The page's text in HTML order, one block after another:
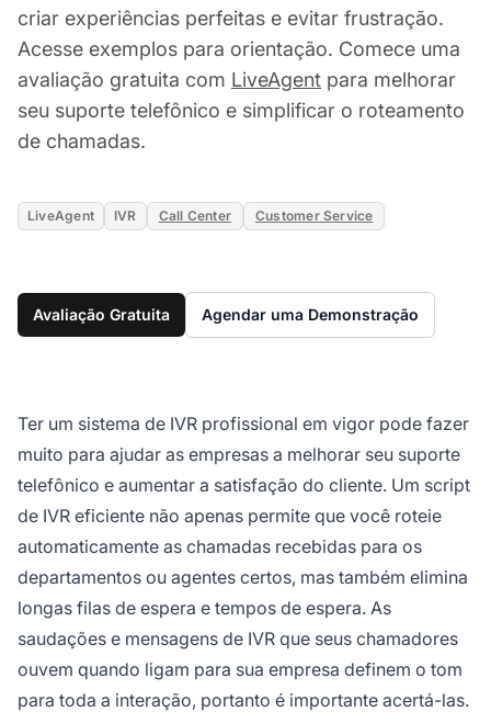
criar experiências perfeitas e evitar frustração.
Acesse exemplos para orientação. Comece uma
avaliação gratuita com LiveAgent para melhorar
seu suporte telefônico e simplificar o roteamento
de chamadas.
LiveAgent IVR Call Center Customer Service
Avaliação Gratuita Agendar uma Demonstração
Ter um sistema de IVR profissional em vigor pode fazer
muito para ajudar as empresas a melhorar seu suporte
telefônico e aumentar a satisfação do cliente. Um script
de IVR eficiente não apenas permite que você roteie
automaticamente as chamadas recebidas para os
departamentos ou agentes certos, mas também elimina
longas filas de espera e tempos de espera. As
saudações e mensagens de IVR que seus chamadores
ouvem quando ligam para sua empresa definem o tom
para toda a interação, portanto é importante acertá-las.